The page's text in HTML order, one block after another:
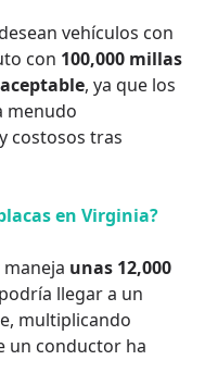
vehículos con
con 100,000 millas
, ya que los
menudo
costosos tras
en Virginia?
unas 12,000
llegar a un
multiplicando
un conductor ha